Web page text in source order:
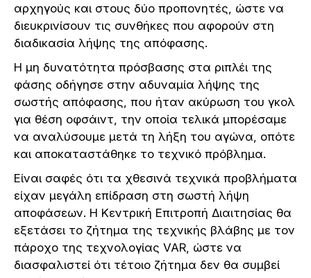
αρχηγούς και στους δύο προπονητές, ώστε να
διευκρινίσουν τις συνθήκες που αφορούν στη
διαδικασία λήψης της απόφασης.
Η μη δυνατότητα πρόσβασης στα ριπλέι της
φάσης οδήγησε στην αδυναμία λήψης της
σωστής απόφασης, που ήταν ακύρωση του γκολ
για θέση οφσάιντ, την οποία τελικά μπορέσαμε
να αναλύσουμε μετά τη λήξη του αγώνα, οπότε
και αποκαταστάθηκε το τεχνικό πρόβλημα.
Είναι σαφές ότι τα χθεσινά τεχνικά προβλήματα
είχαν μεγάλη επίδραση στη σωστή λήψη
αποφάσεων. Η Κεντρική Επιτροπή Διαιτησίας θα
εξετάσει το ζήτημα της τεχνικής βλάβης με τον
πάροχο της τεχνολογίας VAR, ώστε να
διασφαλιστεί ότι τέτοιο ζήτημα δεν θα συμβεί